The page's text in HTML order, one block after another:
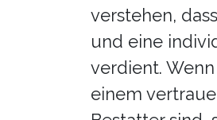
verstehen,
und eine
verdient.
einem